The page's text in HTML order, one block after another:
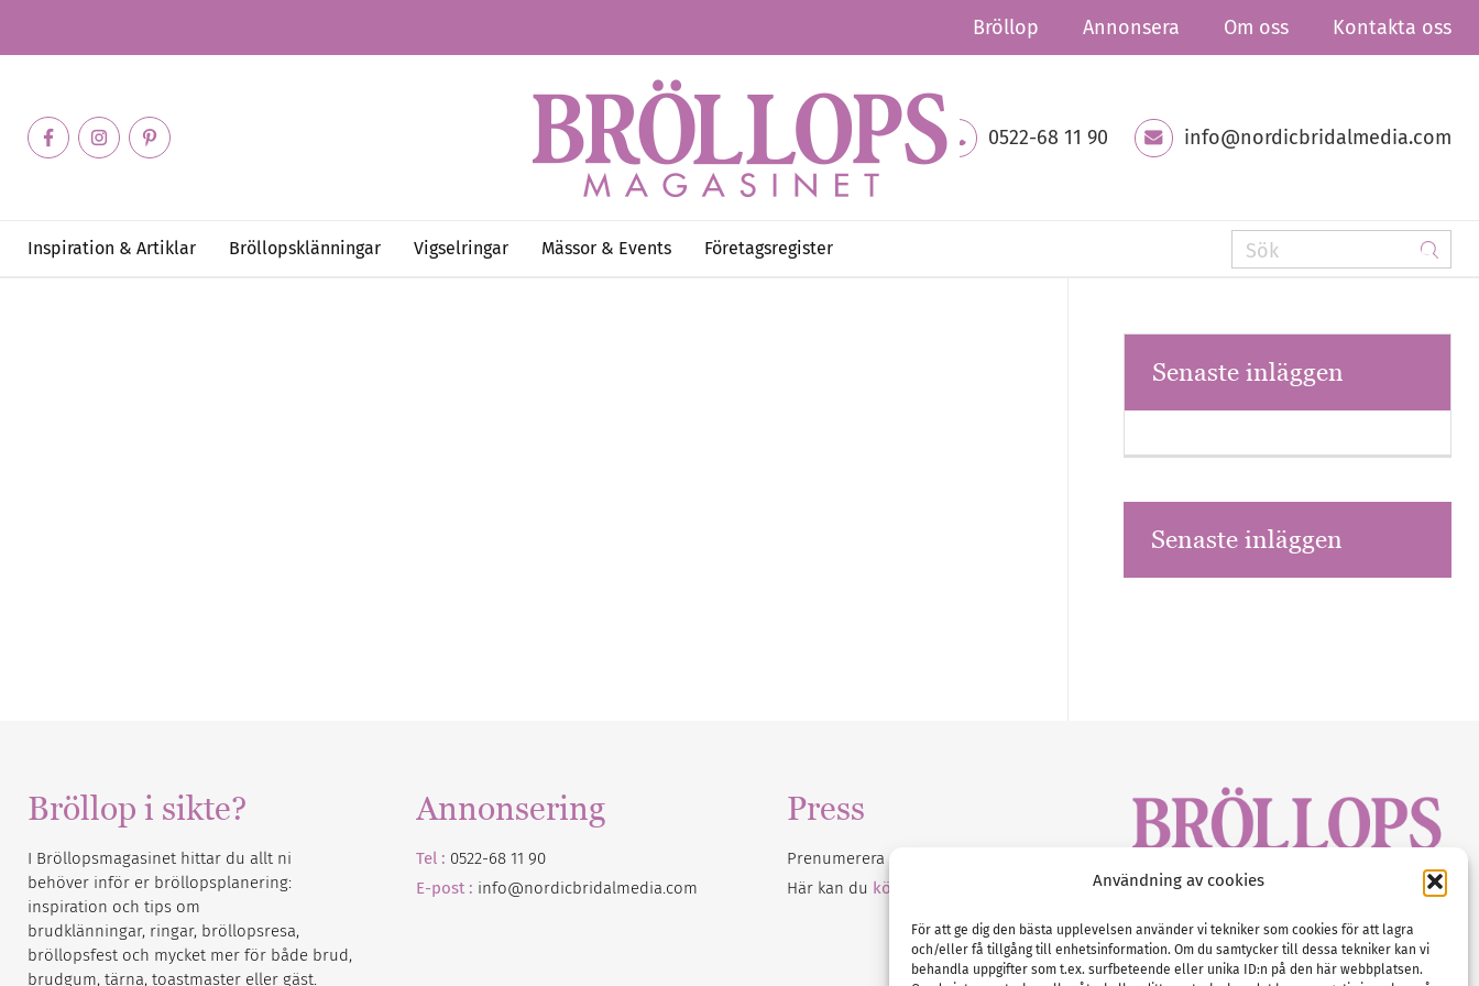
Användning av cookies
För att ge dig den bästa upplevelsen använder vi tekniker som cookies för att lagra
och/eller få tillgång till enhetsinformation. Om du samtycker till dessa tekniker kan vi
behandla uppgifter som t.ex. surfbeteende eller unika ID:n på den här webbplatsen.
Bröllop Annonsera Om oss Kontakta oss
0522-68 11 90 info@nordicbridalmedia.com
Inspiration & Artiklar Bröllopsklänningar Vigselringar Mässor & Events Företagsregister
Senaste inläggen
Senaste inläggen
Bröllop i sikte?
I Bröllopsmagasinet hittar du allt ni
behöver inför er bröllopsplanering:
inspiration och tips om
brudklänningar, ringar, bröllopsresa,
bröllopsfest och mycket mer för både brud,
brudgum, tärna, toastmaster eller gäst.
Annonsering
Tel : 0522-68 11 90
E-post : info@nordicbridalmedia.com
Press
Prenumerera på vårt
Här kan du köpa Bröllopsmagasinet
Tel :0522-68 11 90
E-post:info@nordicbridalmedia.com